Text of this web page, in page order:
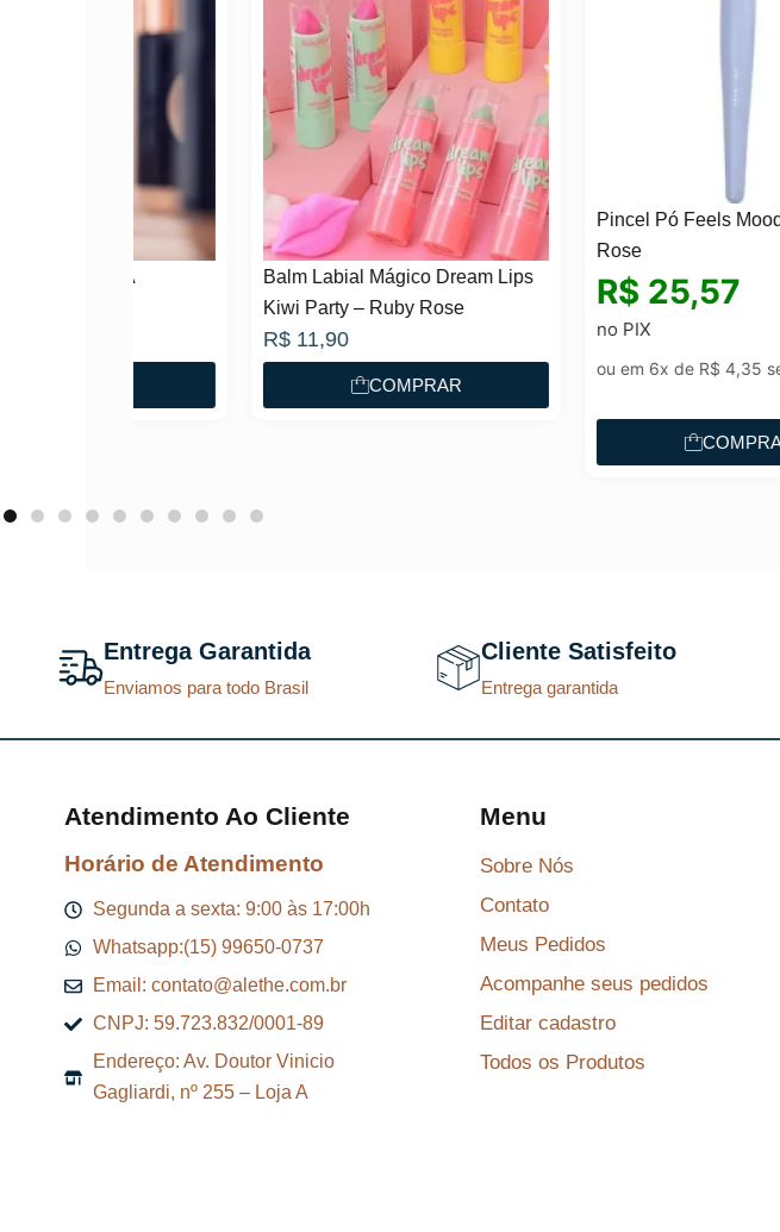
Balm Labial Mágico Dream Lips
Kiwi Party – Ruby Rose
COMPRAR
Pincel Pó Feels Mood Ruby
Rose
R$ 25,57
ou em 6x de R$ 4,35sem juros
COMPRAR
Entrega Garantida
Enviamos para todo Brasil
Cliente Satisfeito
Entrega garantida
Atendimento Ao Cliente
Horário de Atendimento
Segunda a sexta: 9:00 às 17:00h
Whatsapp:(15) 99650-0737
Email: contato@alethe.com.br
CNPJ: 59.723.832/0001-89
Endereço: Av. Doutor Vinicio
Gagliardi, nº 255 – Loja A
Menu
Sobre Nós
Contato
Meus Pedidos
Acompanhe seus pedidos
Editar cadastro
Todos os Produtos